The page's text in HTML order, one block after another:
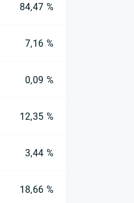
84,47 %
7,16 %
0,09 %
12,35 %
3,44 %
18,66 %